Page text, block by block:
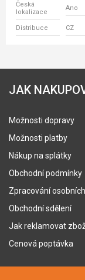
Česká
lokalizace
Ano
Distribuce CZ
JAK
Možnosti dopravy
Možnosti platby
Nákup na splátky
Obchodní podmínky
Zpracování
Obchodní sdělení
Jak reklamovat
Cenová poptávka